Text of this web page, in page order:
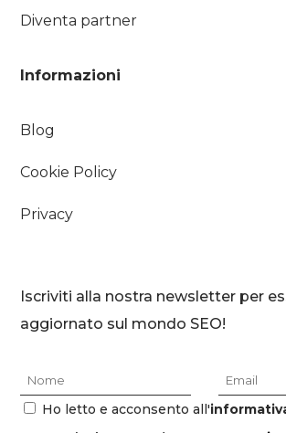
Diventa partner
Informazioni
Blog
Cookie Policy
Privacy
Iscriviti alla nostra newsletter per
aggiornato sul mondo SEO!
Ho letto e acconsento all'